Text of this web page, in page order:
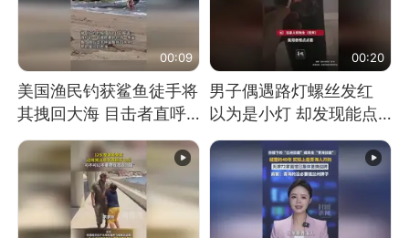
00:09
美国渔民钓获鲨鱼徒手将
其拽回大海 目击者直呼
震惊 （视频来源：参考
消息）
00:20
男子偶遇路灯螺丝发红
以为是小灯 却发现能点
燃香烟 当事人：已报警
处理